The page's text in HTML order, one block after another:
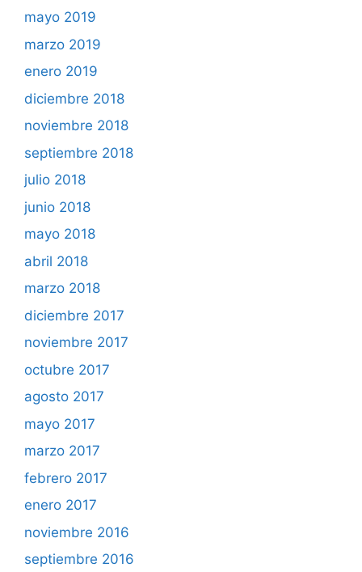
mayo 2019
marzo 2019
enero 2019
diciembre 2018
noviembre 2018
septiembre 2018
julio 2018
junio 2018
mayo 2018
abril 2018
marzo 2018
diciembre 2017
noviembre 2017
octubre 2017
agosto 2017
mayo 2017
marzo 2017
febrero 2017
enero 2017
noviembre 2016
septiembre 2016